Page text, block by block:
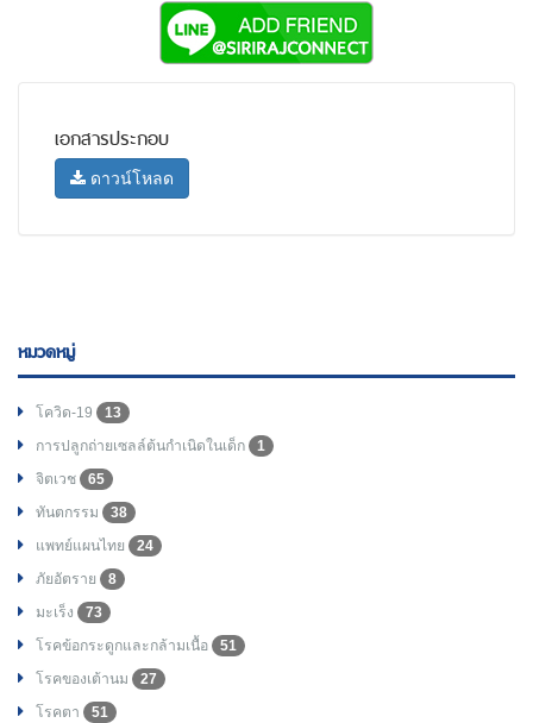
เอกสารประกอบ
ดาวน์โหลด
หมวดหมู่
โควิด-19
13
การปลูกถ่ายเซลล์ต้นกำเนิดในเด็ก
1
จิตเวช
65
ทันตกรรม
38
แพทย์แผนไทย
24
ภัยอัตราย
8
มะเร็ง
73
โรคข้อกระดูกและกล้ามเนื้อ
51
โรคของเต้านม
27
โรคตา
51